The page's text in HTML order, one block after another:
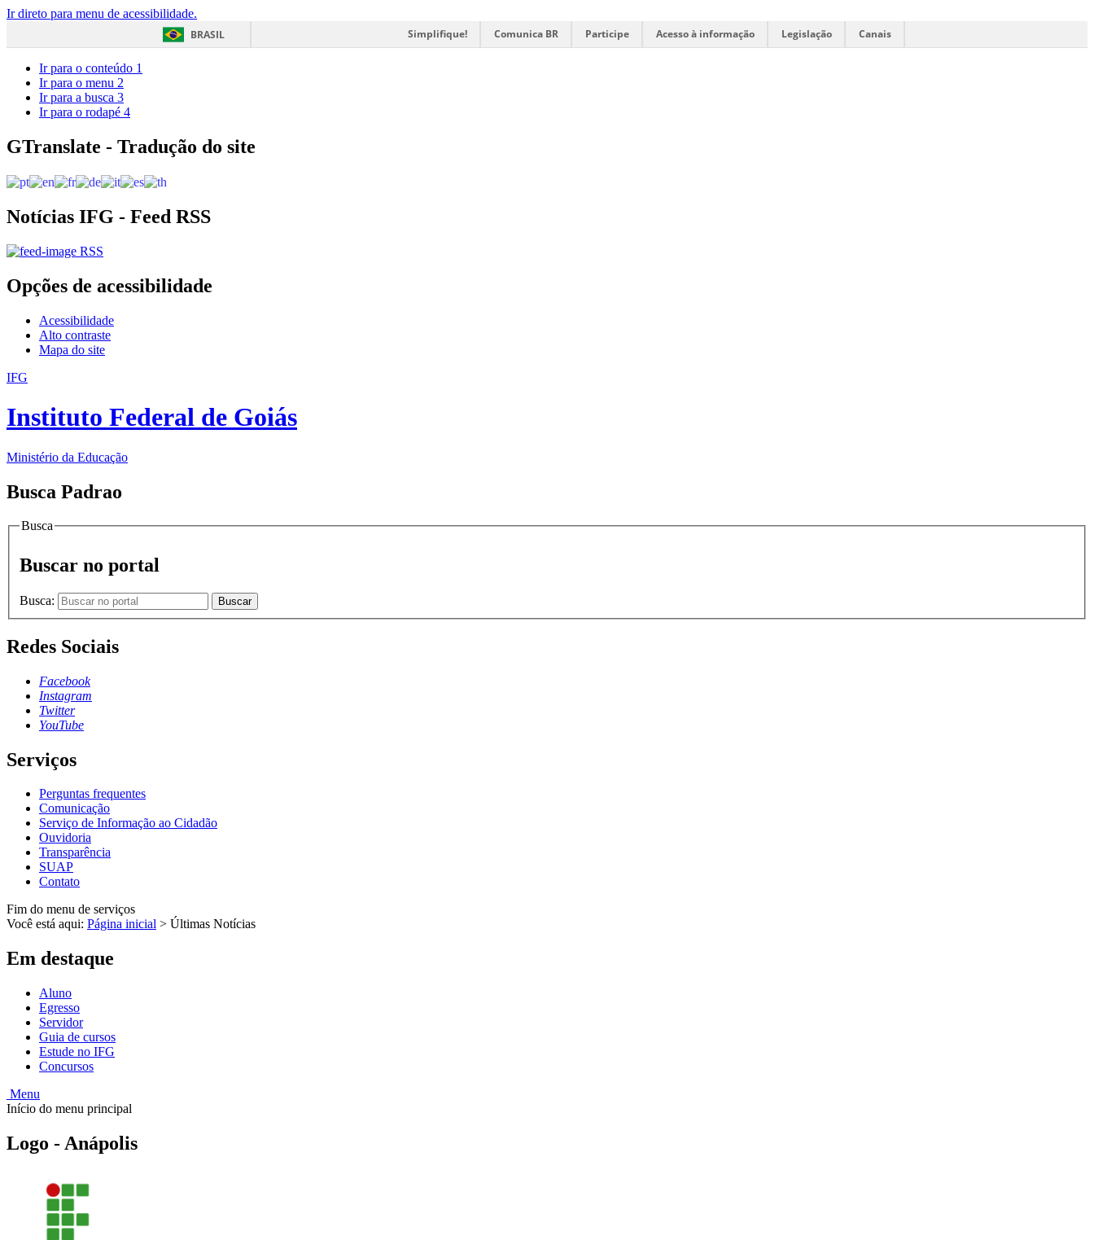
Ir direto para menu de acessibilidade.
BRASIL
Simplifique! Comunica BR Participe Acesso à informação Legislação Canais
Ir para o conteúdo 1
Ir para o menu 2
Ir para a busca 3
Ir para o rodapé 4
GTranslate - Tradução do site
Notícias IFG - Feed RSS
RSS
Opções de acessibilidade
Acessibilidade
Alto contraste
Mapa do site
IFG
Instituto Federal de Goiás
Ministério da Educação
Busca Padrao
Busca
Buscar no portal
Busca: Buscar
Redes Sociais
Facebook
Instagram
Twitter
YouTube
Serviços
Perguntas frequentes
Comunicação
Serviço de Informação ao Cidadão
Ouvidoria
Transparência
SUAP
Contato
Fim do menu de serviços
Você está aqui: Página inicial > Últimas Notícias
Em destaque
Aluno
Egresso
Servidor
Guia de cursos
Estude no IFG
Concursos
Menu
Início do menu principal
Logo - Anápolis